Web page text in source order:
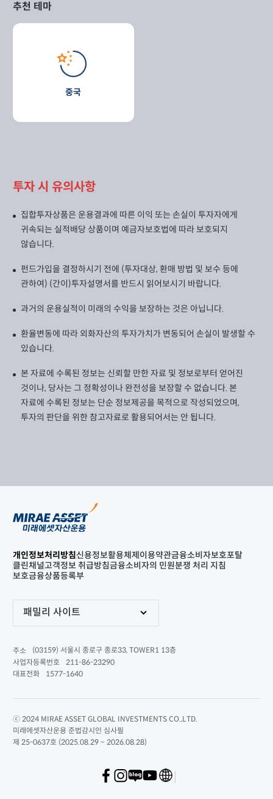
추천 테마
중국
투자 시 유의사항
집합투자상품은 운용결과에 따른 이익 또는 손실이 투자자에게
귀속되는 실적배당 상품이며 예금자보호법에 따라 보호되지
않습니다.
펀드가입을 결정하시기 전에 (투자대상, 환매 방법 및 보수 등에
관하여) (간이)투자설명서를 반드시 읽어보시기 바랍니다.
과거의 운용실적이 미래의 수익을 보장하는 것은 아닙니다.
환율변동에 따라 외화자산의 투자가치가 변동되어 손실이 발생할 수
있습니다.
본 자료에 수록된 정보는 신뢰할 만한 자료 및 정보로부터 얻어진
것이나, 당사는 그 정확성이나 완전성을 보장할 수 없습니다. 본
자료에 수록된 정보는 단순 정보제공을 목적으로 작성되었으며,
투자의 판단을 위한 참고자료로 활용되어서는 안 됩니다.
개인정보처리방침신용정보활용체제 이용약관금융소비자보호포탈
클린채널고객정보 취급방침금융소비자의 민원분쟁 처리 지침
보호금융상품등록부
패밀리 사이트
주소
(03159) 서울시 종로구 종로33, TOWER1 13층
사업자등록번호
211-86-23290
대표전화
1577-1640
ⓒ 2024 MIRAE ASSET GLOBAL INVESTMENTS CO.,LTD.
미래에셋자산운용 준법감시인 심사필
제 25-0637호 (2025.08.29 ~ 2026.08.28)